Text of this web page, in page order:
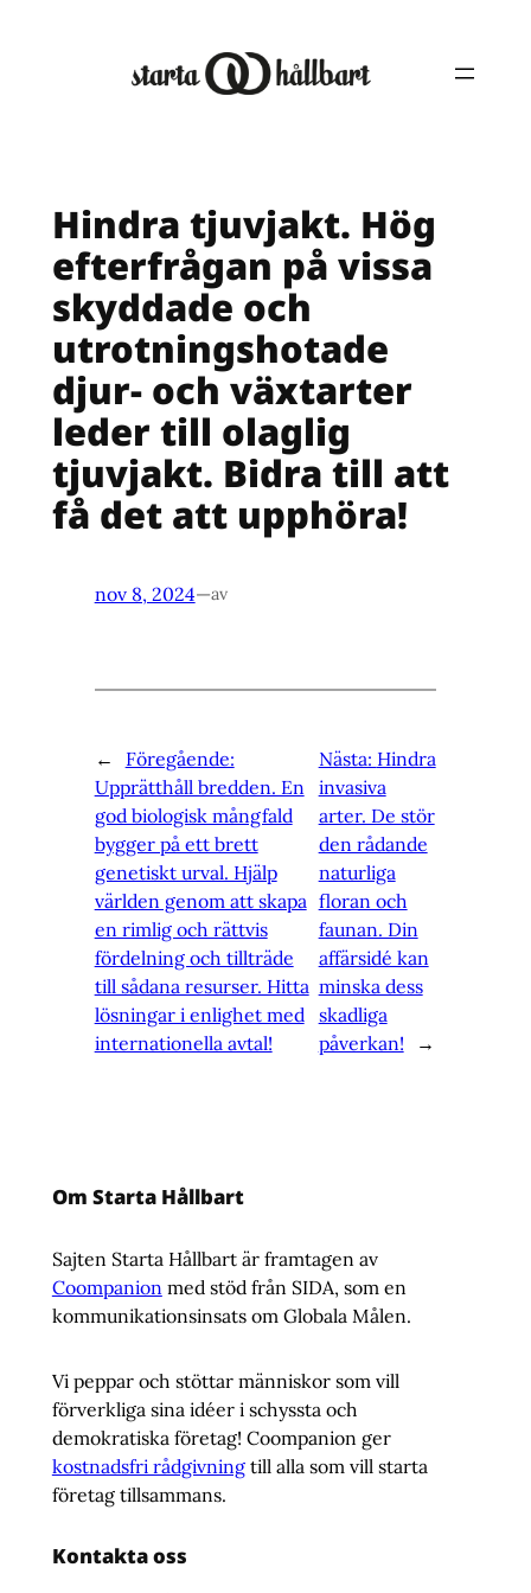
Hindra tjuvjakt. Hög
efterfrågan på vissa
skyddade och
utrotningshotade
djur- och växtarter
leder till olaglig
tjuvjakt. Bidra till att
få det att upphöra!
nov 8, 2024—av
←
Föregående:
Upprätthåll bredden. En
god biologisk mångfald
bygger på ett brett
genetiskt urval. Hjälp
världen genom att skapa
en rimlig och rättvis
fördelning och tillträde
till sådana resurser. Hitta
lösningar i enlighet med
internationella avtal!
Nästa: Hindra
invasiva
arter. De stör
den rådande
naturliga
floran och
faunan. Din
affärsidé kan
minska dess
skadliga
påverkan!
→
Om Starta Hållbart
Sajten Starta Hållbart är framtagen av
Coompanion med stöd från SIDA, som en
kommunikationsinsats om Globala Målen.
Vi peppar och stöttar människor som vill
förverkliga sina idéer i schyssta och
demokratiska företag! Coompanion ger
kostnadsfri rådgivningtill alla som vill starta
företag tillsammans.
Kontakta oss